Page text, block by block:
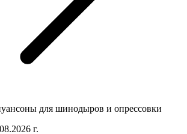
для шинодыров и опрессовки
г.